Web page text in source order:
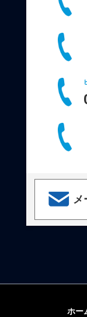
メ
ホー